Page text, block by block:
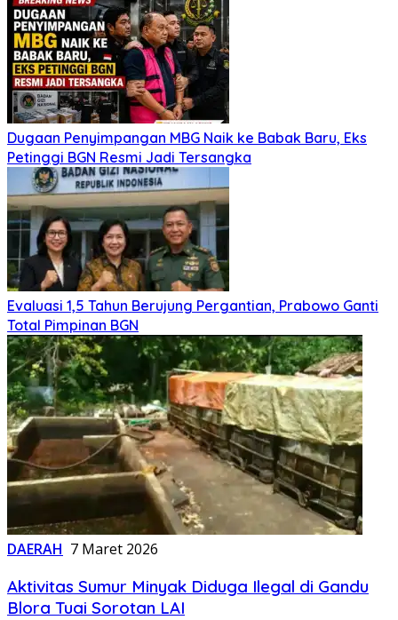
Dugaan Penyimpangan MBG Naik ke Babak Baru, Eks
Petinggi BGN Resmi Jadi Tersangka
Evaluasi 1,5 Tahun Berujung Pergantian, Prabowo Ganti
Total Pimpinan BGN
DAERAH 7 Maret 2026
Aktivitas Sumur Minyak Diduga Ilegal di Gandu
Blora Tuai Sorotan LAI